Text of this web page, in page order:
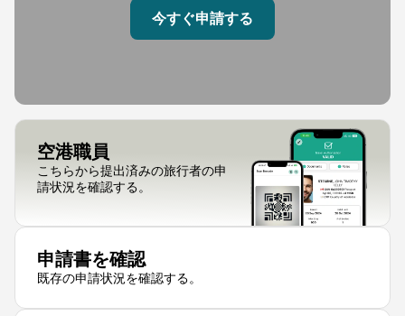
今すぐ申請する
空港職員
こちらから提出済みの旅行者の申
請状況を確認する。
申請書を確認
既存の申請状況を確認する。